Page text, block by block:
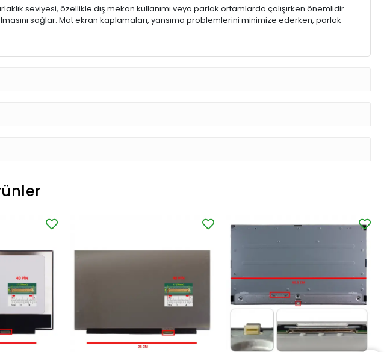
seviyesi, özellikle dış mekan kullanımı veya parlak ortamlarda çalışırken önemlidir.
sağlar. Mat ekran kaplamaları, yansıma problemlerini minimize ederken, parlak